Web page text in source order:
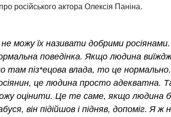
російського актора Олексія Паніна.
можу їх називати добрими
поведінка. Якщо людина
там піз*ецова влада, то це
це людина просто адекватна.
оцінити. Це те саме, якщо людина
він підійшов і підняв, допоміг. Я